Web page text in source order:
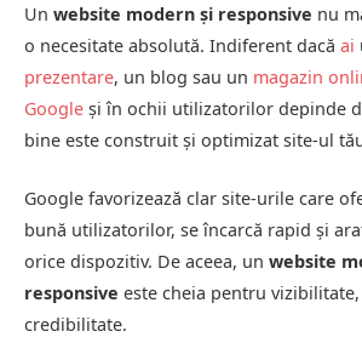
Un website modern și responsive nu
o necesitate absolută. Indiferent dacă ai
prezentare, un blog sau un magazin
Google și în ochii utilizatorilor depinde
bine este construit și optimizat site-ul
Google favorizează clar site-urile care
bună utilizatorilor, se încarcă rapid și
orice dispozitiv. De aceea, un website
responsive este cheia pentru
credibilitate.